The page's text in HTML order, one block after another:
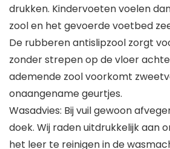
drukken. Kindervoeten voelen
zool en het gevoerde voetbed
De rubberen antislipzool zorgt
zonder strepen op de vloer
ademende zool voorkomt
onaangename geurtjes.
Wasadvies: Bij vuil gewoon
doek. Wij raden uitdrukkelijk aan
het leer te reinigen in de